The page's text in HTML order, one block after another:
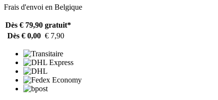
Frais d'envoi en Belgique
Dès € 79,90 gratuit*
Dès € 0,00 € 7,90